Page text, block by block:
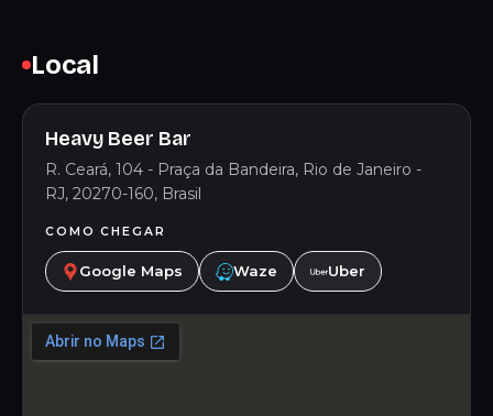
Local
Heavy Beer Bar
R. Ceará, 104 - Praça da Bandeira, Rio de Janeiro -
RJ, 20270-160, Brasil
COMO CHEGAR
Google Maps Waze Uber